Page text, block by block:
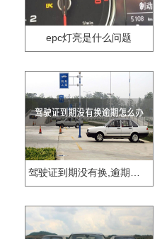
epc灯亮是什么问题
驾驶证到期没有换,逾期怎么办??